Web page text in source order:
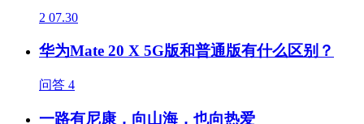
2 07.30
华为Mate 20 X 5G版和普通版有什么区别？
问答 4
一路有尼康，向山海，也向热爱